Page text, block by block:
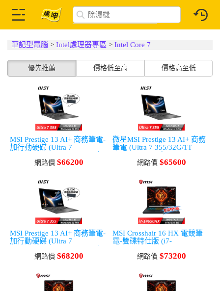
筆記型電腦 >Intel處理器專區 >Intel Core 7
優先推薦 價格低至高 價格高至低
MSI Prestige 13 AI+ 商務筆電-
加行動硬碟 (Ultra 7
網路價 $66200
微星MSI Prestige 13 AI+ 商務
筆電 (Ultra 7 355/32G/1T
網路價 $65600
MSI Prestige 13 AI+ 商務筆電-
加行動硬碟 (Ultra 7
網路價 $68200
MSI Crosshair 16 HX 電競筆
電-雙碟特仕版 (i7-
0-8G/Win11)
網路價 $73200